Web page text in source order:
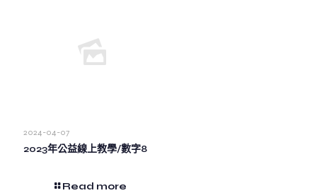
2024-04-07
2023年公益線上教學/數字8
Read more